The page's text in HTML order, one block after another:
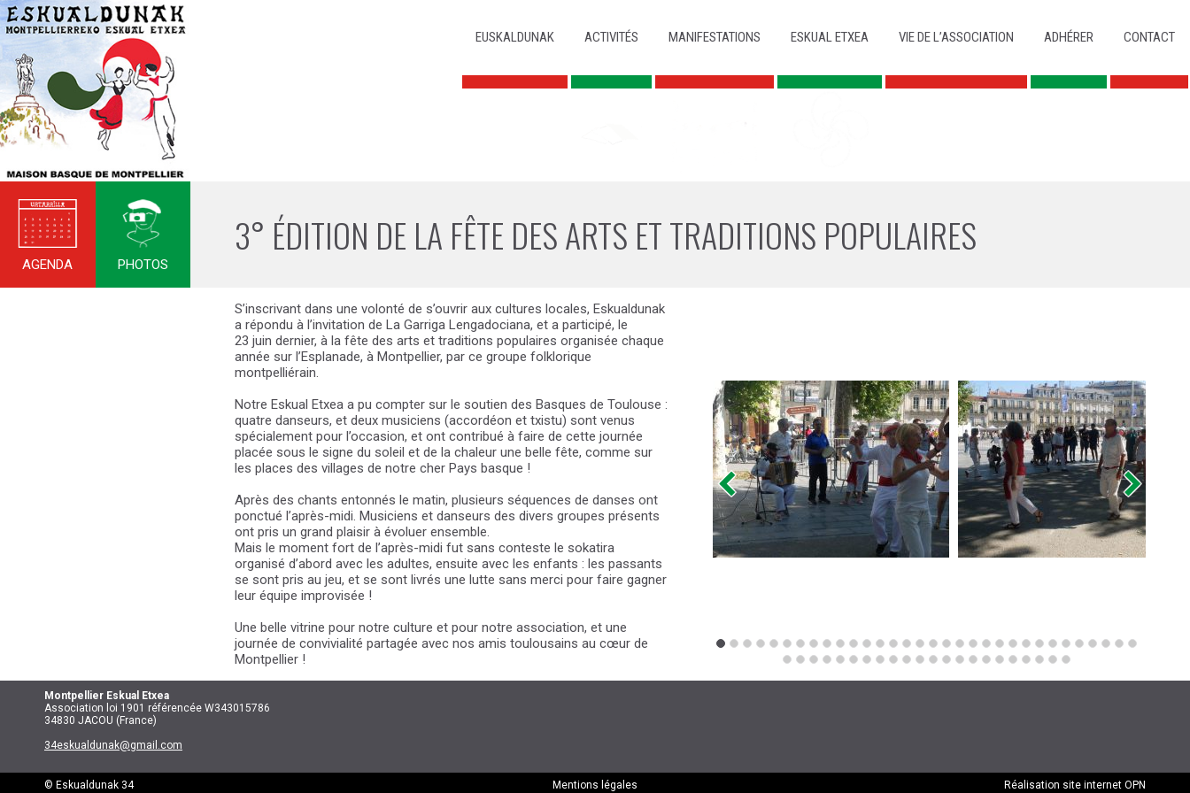
EUSKALDUNAK
ACTIVITÉS MANIFESTATIONS ESKUAL ETXEA VIE DE L’ASSOCIATION ADHÉRER CONTACT
3° ÉDITION DE LA FÊTE DES ARTS ET TRADITIONS POPULAIRES
S’inscrivant dans une volonté de s’ouvrir aux cultures locales, Eskualdunak
a répondu à l’invitation de La Garriga Lengadociana, et a participé, le
23 juin dernier, à la fête des arts et traditions populaires organisée chaque
année sur l’Esplanade, à Montpellier, par ce groupe folklorique
montpelliérain.
Notre Eskual Etxea a pu compter sur le soutien des Basques de Toulouse :
quatre danseurs, et deux musiciens (accordéon et txistu) sont venus
spécialement pour l’occasion, et ont contribué à faire de cette journée
placée sous le signe du soleil et de la chaleur une belle fête, comme sur
les places des villages de notre cher Pays basque !
Après des chants entonnés le matin, plusieurs séquences de danses ont
ponctué l’après-midi. Musiciens et danseurs des divers groupes présents
ont pris un grand plaisir à évoluer ensemble.
Mais le moment fort de l’après-midi fut sans conteste le sokatira
organisé d’abord avec les adultes, ensuite avec les enfants : les passants
se sont pris au jeu, et se sont livrés une lutte sans merci pour faire gagner
leur équipe improvisée !
Une belle vitrine pour notre culture et pour notre association, et une
journée de convivialité partagée avec nos amis toulousains au cœur de
Montpellier !
AGENDA PHOTOS
Montpellier Eskual Etxea
Association loi 1901 référencée W343015786
34830 JACOU (France)
34eskualdunak@gmail.com
© Eskualdunak 34 Mentions légales Réalisation site internet OPN